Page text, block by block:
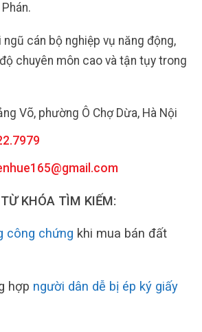
cán bộ nghiệp vụ năng động,
chuyên môn cao và tận tụy trong
Võ, phường Ô Chợ Dừa, Hà Nội
KHÓA TÌM KIẾM:
công chứng khi mua bán đất
hợp người dân dễ bị ép ký giấy